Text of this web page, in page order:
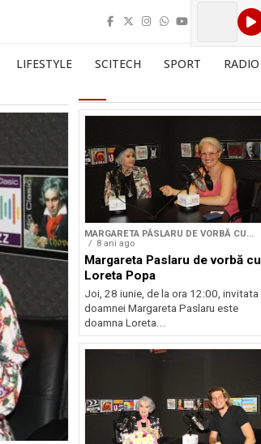
LIFESTYLE SCITECH SPORT RADIO
MARGARETA PÂSLARU DE VORBĂ CU...
8 ani ago
Margareta Paslaru de vorbă cu
Loreta Popa
Joi, 28 iunie, de la ora 12:00, invitata
doamnei Margareta Paslaru este
doamna Loreta...